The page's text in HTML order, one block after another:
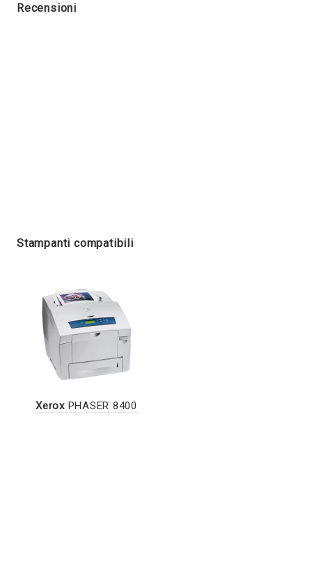
Recensioni
Stampanti compatibili
XeroxPHASER 8400